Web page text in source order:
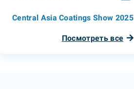
Central Asia Coatings Show 2025
Посмотреть все